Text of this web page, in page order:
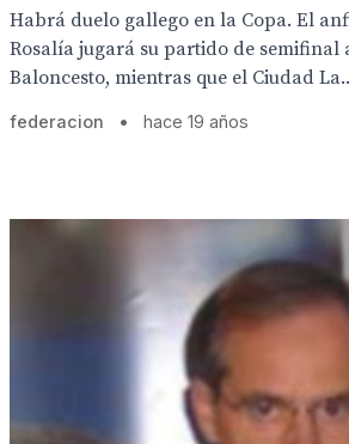
Habrá duelo gallego en la Copa. El
Rosalía jugará su partido de semifinal
Baloncesto, mientras que el Ciudad
federacion • hace 19 años